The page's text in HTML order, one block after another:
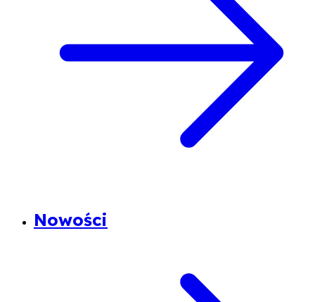
Nowości